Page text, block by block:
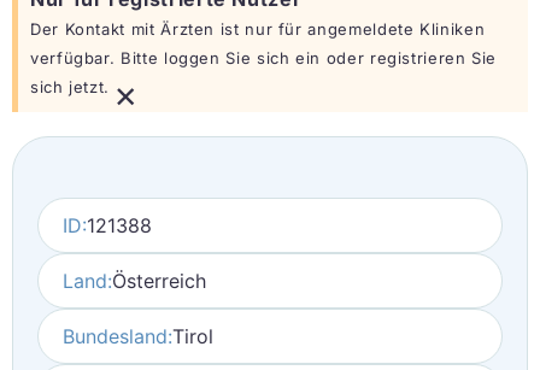
Der Kontakt mit Ärzten ist nur für angemeldete Kliniken
verfügbar. Bitte loggen Sie sich ein oder registrieren Sie
sich jetzt. ×
ID:121388
Land:Österreich
Bundesland:Tirol